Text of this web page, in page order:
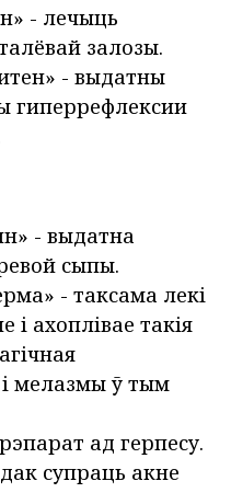
- лечыць
залозы.
- выдатны
гиперрефлексии
- выдатна
сыпы.
- таксама лекі
і ахоплівае такія
і мелазмы ў тым
ад герпесу.
супраць акне